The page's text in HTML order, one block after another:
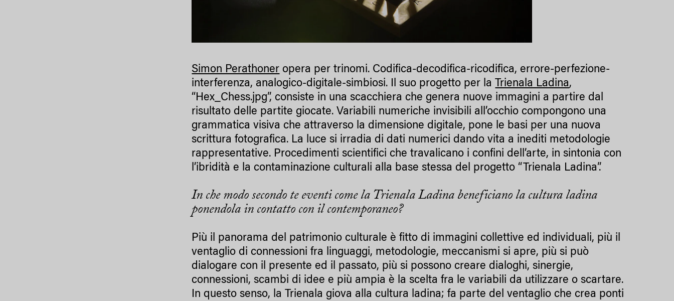
Simon Perathoner opera per trinomi. Codifica-decodifica-ricodifica, errore-perfezione-
interferenza, analogico-digitale-simbiosi. Il suo progetto per la Trienala Ladina,
“Hex_Chess.jpg”, consiste in una scacchiera che genera nuove immagini a partire dal
risultato delle partite giocate. Variabili numeriche invisibili all’occhio compongono una
grammatica visiva che attraverso la dimensione digitale, pone le basi per una nuova
scrittura fotografica. La luce si irradia di dati numerici dando vita a inediti metodologie
rappresentative. Procedimenti scientifici che travalicano i confini dell’arte, in sintonia con
l’ibridità e la contaminazione culturali alla base stessa del progetto “Trienala Ladina”.
In che modo secondo te eventi come la Trienala Ladina beneficiano la cultura ladina
ponendola in contatto con il contemporaneo?
Più il panorama del patrimonio culturale è fitto di immagini collettive ed individuali, più il
ventaglio di connessioni fra linguaggi, metodologie, meccanismi si apre, più si può
dialogare con il presente ed il passato, più si possono creare dialoghi, sinergie,
connessioni, scambi di idee e più ampia è la scelta fra le variabili da utilizzare o scartare.
In questo senso, la Trienala giova alla cultura ladina; fa parte del ventaglio che crea ponti